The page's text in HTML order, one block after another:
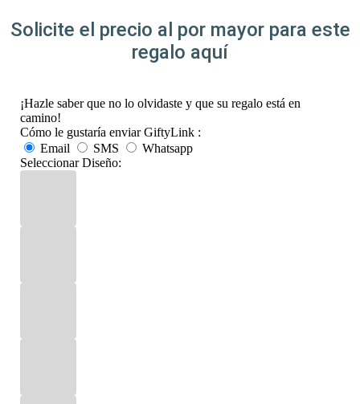
Solicite el precio al por mayor para este
regalo aquí
¡Hazle saber que no lo olvidaste y que su regalo está en
camino!
Cómo le gustaría enviar GiftyLink :
Email
SMS
Whatsapp
Seleccionar Diseño: